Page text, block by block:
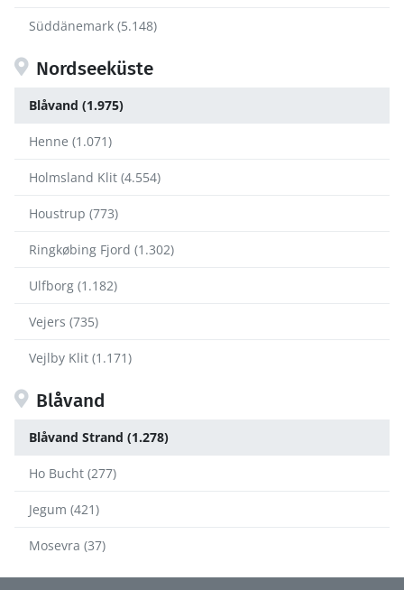
Süddänemark (5.148)
Nordseeküste
Blåvand (1.975)
Henne (1.071)
Holmsland Klit (4.554)
Houstrup (773)
Ringkøbing Fjord (1.302)
Ulfborg (1.182)
Vejers (735)
Vejlby Klit (1.171)
Blåvand
Blåvand Strand (1.278)
Ho Bucht (277)
Jegum (421)
Mosevra (37)